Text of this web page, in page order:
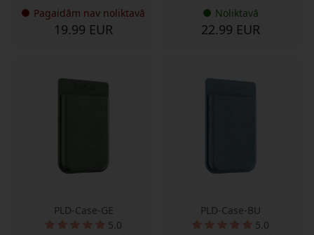
Pagaidām nav noliktavā
19.99 EUR
Noliktavā
22.99 EUR
PLD-Case-GE
5.0
PLD-Case-BU
5.0